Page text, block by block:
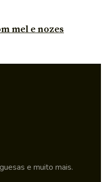
mel e nozes
e muito mais.